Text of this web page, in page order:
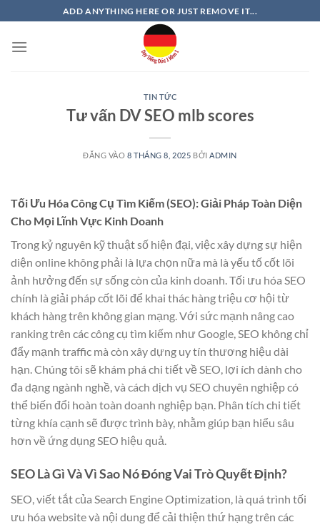
qua
nội
ADD ANYTHING HERE OR JUST REMOVE IT...
TIN TỨC
Tư vấn DV SEO mlb scores
ĐĂNG VÀO 8 THÁNG 8, 2025 BỞI ADMIN
Tối Ưu Hóa Công Cụ Tìm Kiếm (SEO): Giải Pháp Toàn Diện
Cho Mọi Lĩnh Vực Kinh Doanh
Trong kỷ nguyên kỹ thuật số hiện đại, việc xây dựng sự hiện
diện online không phải là lựa chọn nữa mà là yếu tố cốt lõi
ảnh hưởng đến sự sống còn của kinh doanh. Tối ưu hóa SEO
chính là giải pháp cốt lõi để khai thác hàng triệu cơ hội từ
khách hàng trên không gian mạng. Với sức mạnh nâng cao
ranking trên các công cụ tìm kiếm như Google, SEO không chỉ
đẩy mạnh traffic mà còn xây dựng uy tín thương hiệu dài
hạn. Chúng tôi sẽ khám phá chi tiết về SEO, lợi ích dành cho
đa dạng ngành nghề, và cách dịch vụ SEO chuyên nghiệp có
thể biến đổi hoàn toàn doanh nghiệp bạn. Phân tích chi tiết
từng khía cạnh sẽ được trình bày, nhằm giúp bạn hiểu sâu
hơn về ứng dụng SEO hiệu quả.
SEO Là Gì Và Vì Sao Nó Đóng Vai Trò Quyết Định?
SEO, viết tắt của Search Engine Optimization, là quá trình tối
ưu hóa website và nội dung để cải thiện thứ hạng trên các